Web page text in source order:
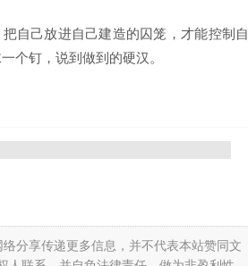
把自己放进自己建造的囚笼，才能控制自
个钉，说到做到的硬汉。
分享传递更多信息，并不代表本站赞同文